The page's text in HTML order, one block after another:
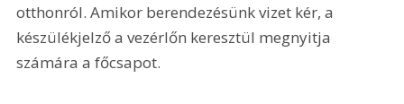
otthonról. Amikor berendezésünk vizet kér, a
készülékjelző a vezérlőn keresztül megnyitja
számára a főcsapot.